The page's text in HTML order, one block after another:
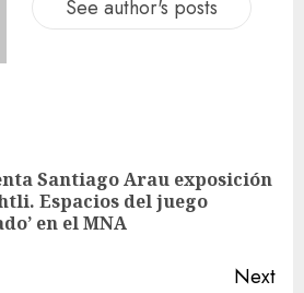
See author's posts
Santiago Arau exposición
Espacios del juego
en el MNA
Next